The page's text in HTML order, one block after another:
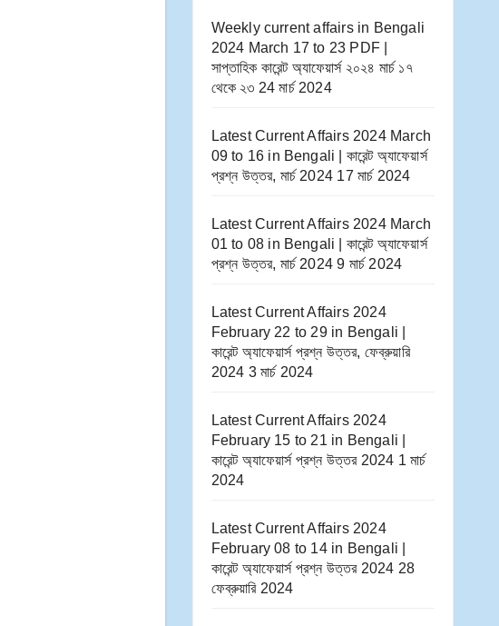
Weekly current affairs in Bengali
2024 March 17 to 23 PDF |
সাপ্তাহিক কারেন্ট অ্যাফেয়ার্স ২০২৪ মার্চ ১৭
থেকে ২৩ 24 মার্চ 2024
Latest Current Affairs 2024 March
09 to 16​ in Bengali | কারেন্ট অ্যাফেয়ার্স
প্রশ্ন উত্তর, মার্চ 2024 17 মার্চ 2024
Latest Current Affairs 2024 March
01 to 08​ in Bengali | কারেন্ট অ্যাফেয়ার্স
প্রশ্ন উত্তর, মার্চ 2024 9 মার্চ 2024
Latest Current Affairs 2024
February 22 to 29​ in Bengali |
কারেন্ট অ্যাফেয়ার্স প্রশ্ন উত্তর, ফেব্রুয়ারি
2024 3 মার্চ 2024
Latest Current Affairs 2024
February 15 to 21​ in Bengali |
কারেন্ট অ্যাফেয়ার্স প্রশ্ন উত্তর 2024 1 মার্চ
2024
Latest Current Affairs 2024
February 08 to 14​ in Bengali |
কারেন্ট অ্যাফেয়ার্স প্রশ্ন উত্তর 2024 28
ফেব্রুয়ারি 2024